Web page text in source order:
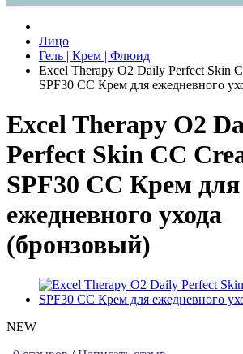
Лицо
Гель | Крем | Флюид
Excel Therapy O2 Daily Perfect Skin
SPF30 CC Крем для ежедневного
Excel Therapy O2
Perfect Skin CC
SPF30 CC Крем для
ежедневного ухода
(бронзовый)
NEW